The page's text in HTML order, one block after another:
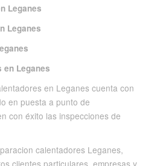
Leganes
Leganes
en Leganes
en Leganes cuenta con
en puesta a punto de
con éxito las inspecciones de
calentadores Leganes,